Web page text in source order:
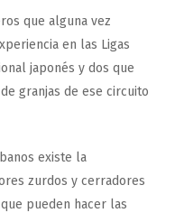
que alguna vez
en las Ligas
japonés y dos que
granjas de ese circuito
existe la
zurdos y cerradores
pueden hacer las